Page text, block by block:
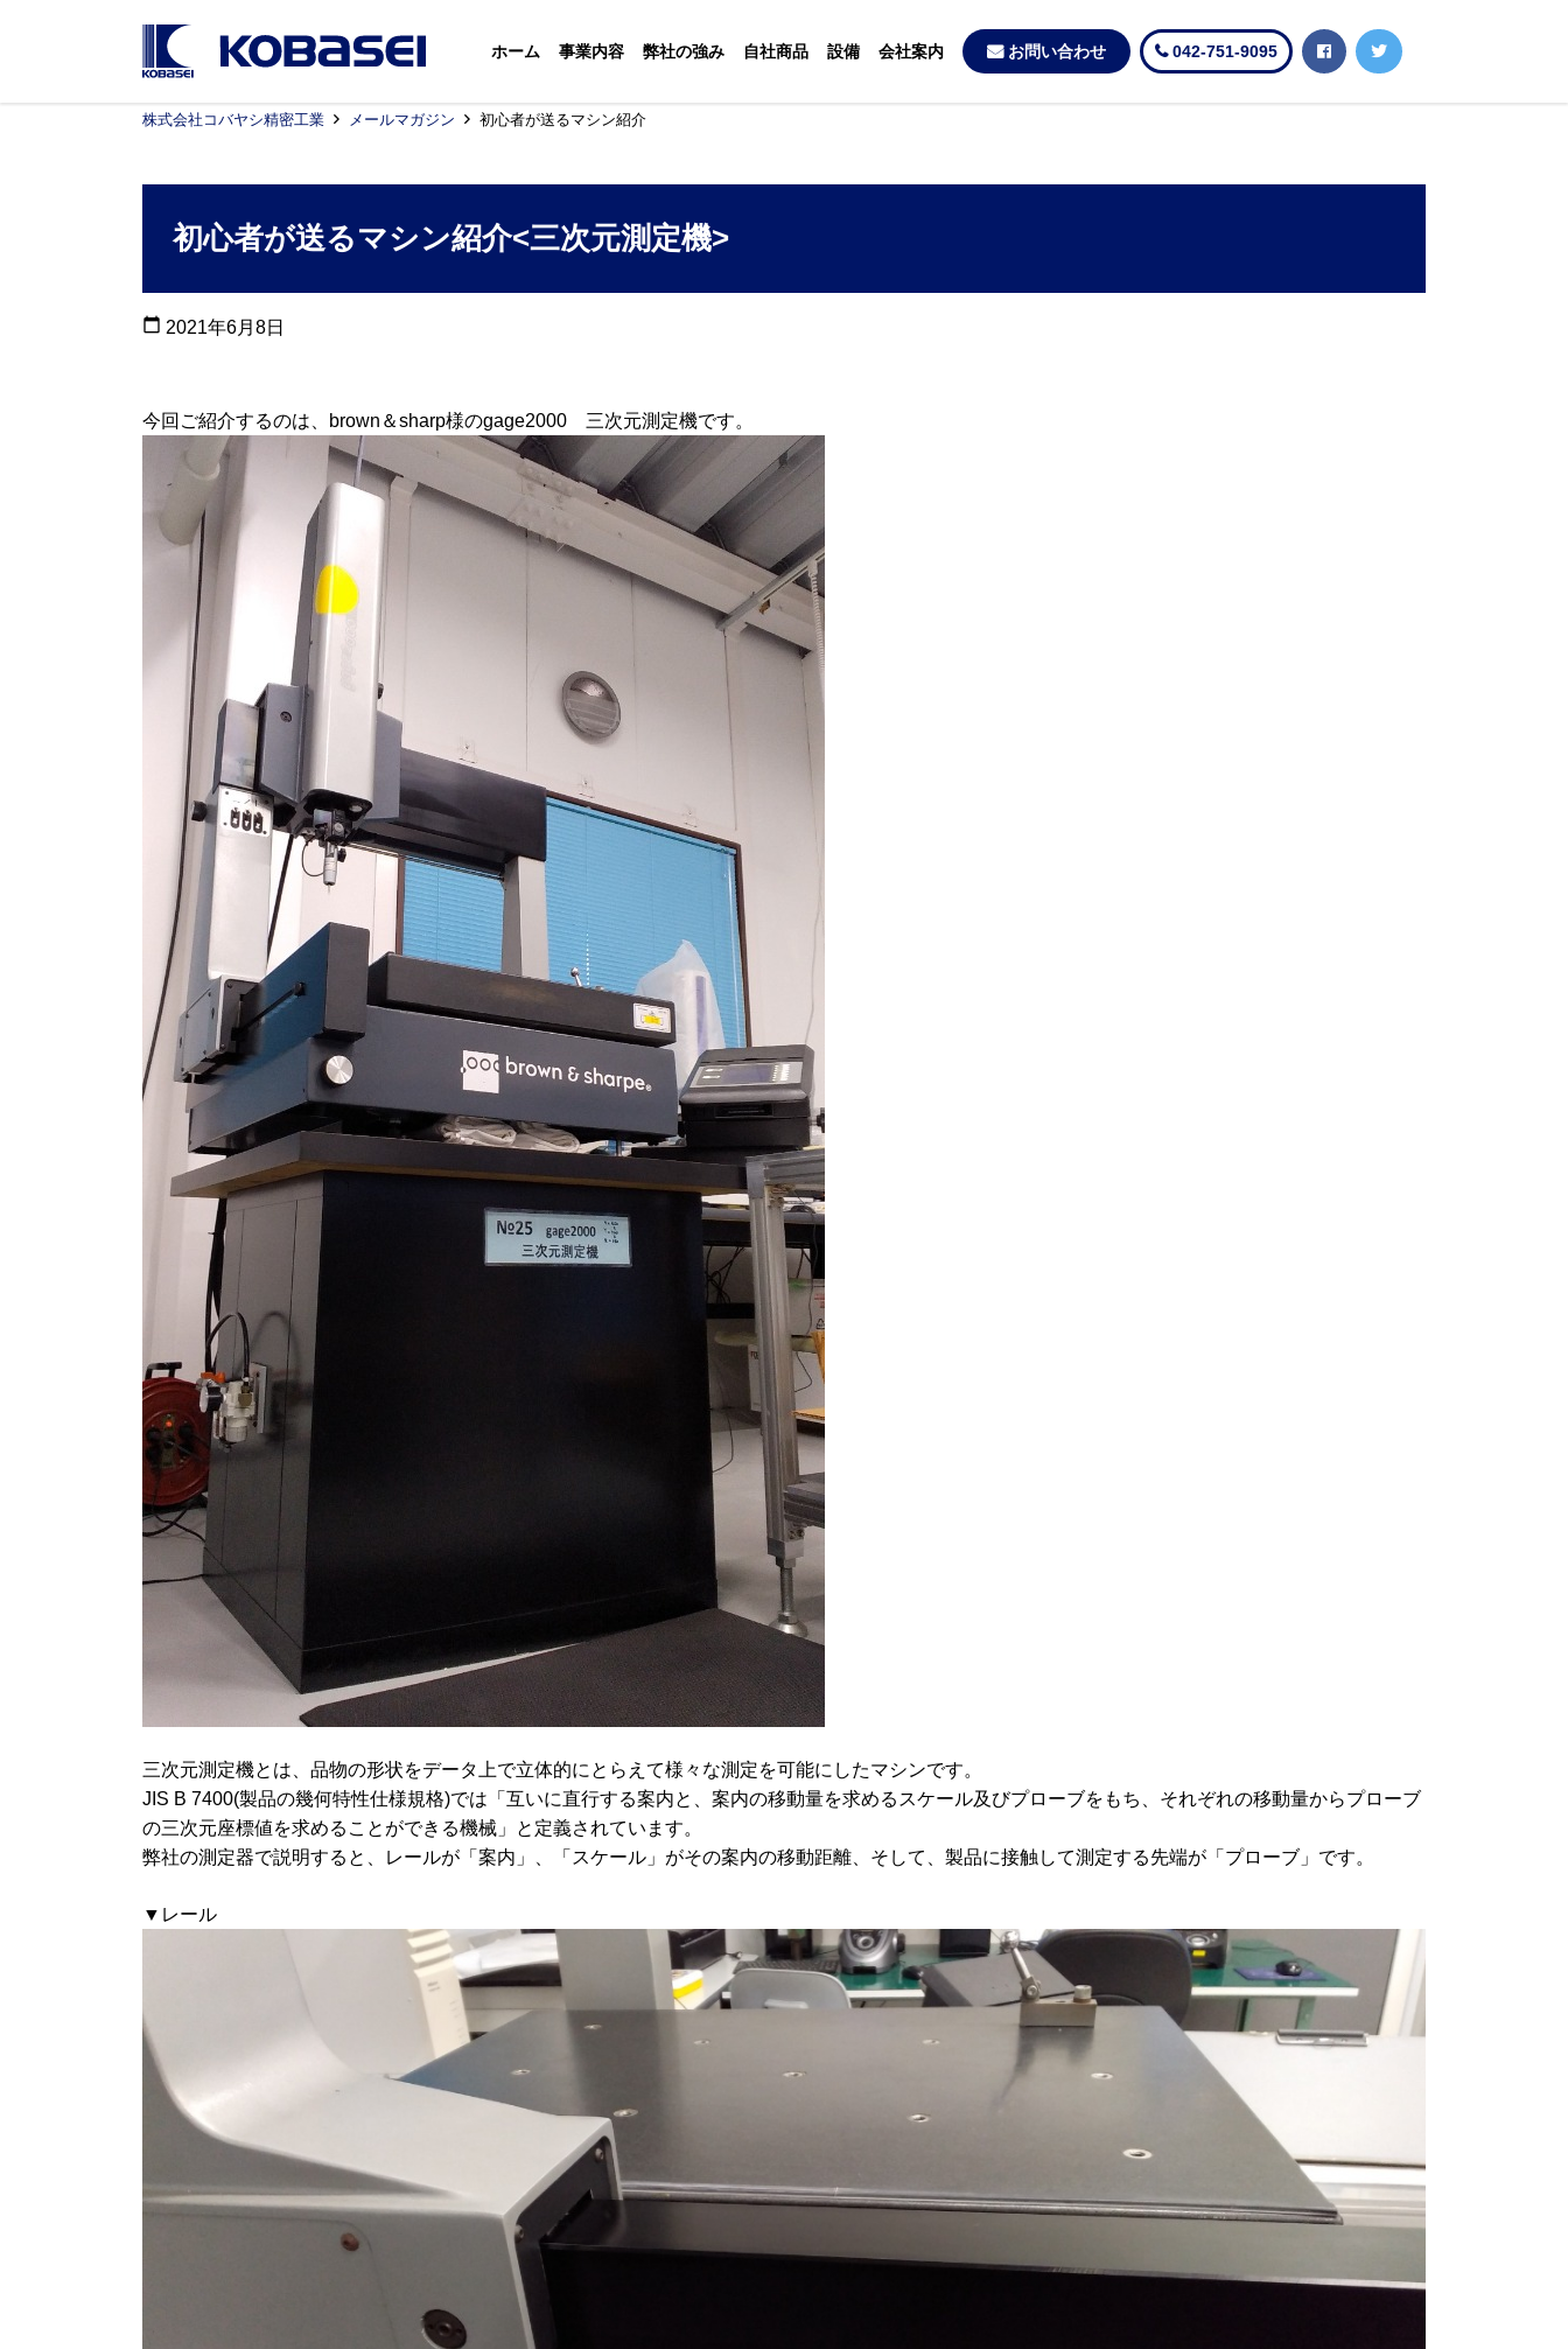
ホーム 事業内容 弊社の強み 自社商品 設備 会社案内 お問い合わせ 042-751-9095
株式会社コバヤシ精密工業 メールマガジン 初心者が送るマシン紹介
初心者が送るマシン紹介<三次元測定機>
calendar_today 2021年6月8日
今回ご紹介するのは、brown＆sharp様のgage2000 三次元測定機です。
三次元測定機とは、品物の形状をデータ上で立体的にとらえて様々な測定を可能にしたマシンです。
JIS B 7400(製品の幾何特性仕様規格)では「互いに直行する案内と、案内の移動量を求めるスケール及びプローブをもち、それぞれの移動量からプローブ
の三次元座標値を求めることができる機械」と定義されています。
弊社の測定器で説明すると、レールが「案内」、「スケール」がその案内の移動距離、そして、製品に接触して測定する先端が「プローブ」です。
▼レール